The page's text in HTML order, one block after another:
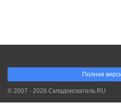
Полная
© 2007 - 2026 Складоискатель.RU